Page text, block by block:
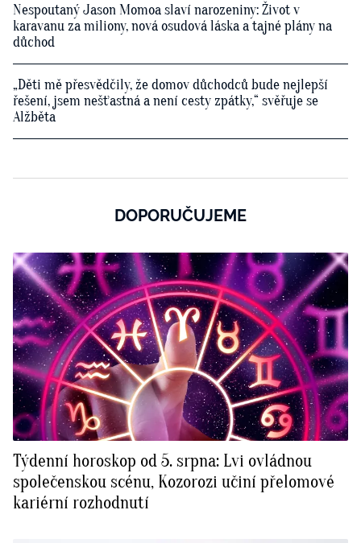
Nespoutaný Jason Momoa slaví narozeniny: Život v
karavanu za miliony, nová osudová láska a tajné plány na
důchod
„Děti mě přesvědčily, že domov důchodců bude nejlepší
řešení, jsem nešťastná a není cesty zpátky,“ svěřuje se
Alžběta
DOPORUČUJEME
Týdenní horoskop od 5. srpna: Lvi ovládnou
společenskou scénu, Kozorozi učiní přelomové
kariérní rozhodnutí